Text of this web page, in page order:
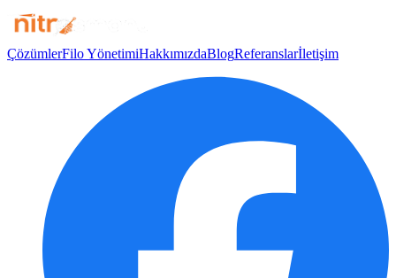
ÇözümlerFilo YönetimiHakkımızdaBlogReferanslarİletişim